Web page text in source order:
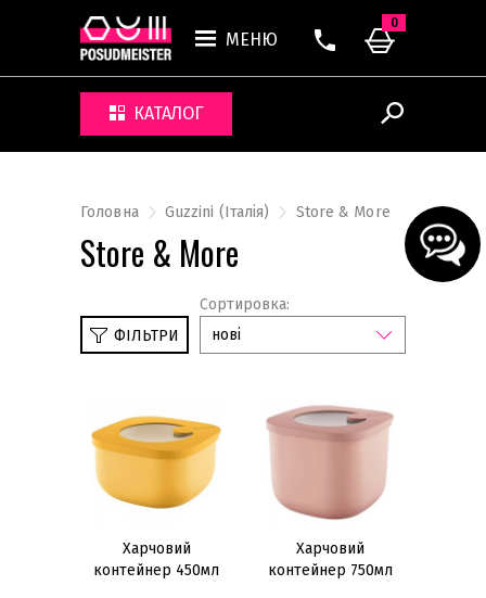
МЕНЮ
КАТАЛОГ
0
Головна Guzzini (Італія) Store & More
Store & More
Сортировка:
нові
ФІЛЬТРИ
Le Murrine
On the go
Icons
Dolcevita
Store & More Glass
Store & More
Харчовий
контейнер 450мл
Харчовий
контейнер 750мл